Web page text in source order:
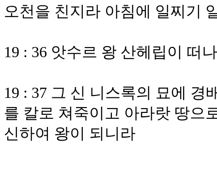
오천을 친지라 아침에 일찌기
19 : 36 앗수르 왕 산헤립이 떠
19 : 37 그 신 니스록의 묘에
를 칼로 쳐죽이고 아라랏 땅으
신하여 왕이 되니라